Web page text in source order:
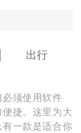
出行
须使用软件
捷。这里为大
一款是适合你